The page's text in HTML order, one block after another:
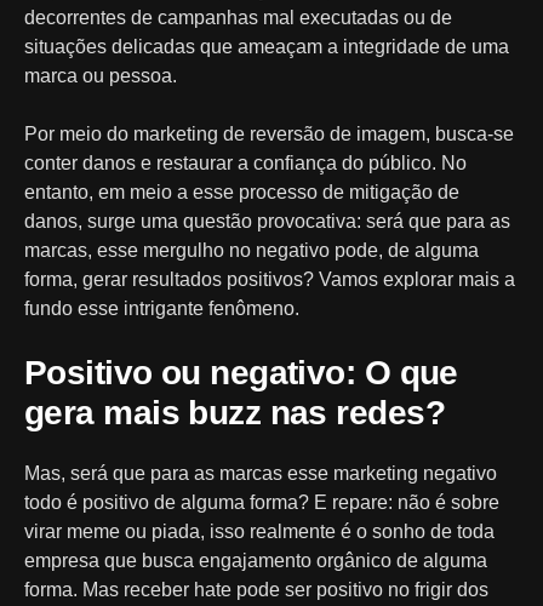
decorrentes de campanhas mal executadas ou de
situações delicadas que ameaçam a integridade de uma
marca ou pessoa.
Por meio do marketing de reversão de imagem, busca-se
conter danos e restaurar a confiança do público. No
entanto, em meio a esse processo de mitigação de
danos, surge uma questão provocativa: será que para as
marcas, esse mergulho no negativo pode, de alguma
forma, gerar resultados positivos? Vamos explorar mais a
fundo esse intrigante fenômeno.
Positivo ou negativo: O que
gera mais buzz nas redes?
Mas, será que para as marcas esse marketing negativo
todo é positivo de alguma forma? E repare: não é sobre
virar meme ou piada, isso realmente é o sonho de toda
empresa que busca engajamento orgânico de alguma
forma. Mas receber hate pode ser positivo no frigir dos